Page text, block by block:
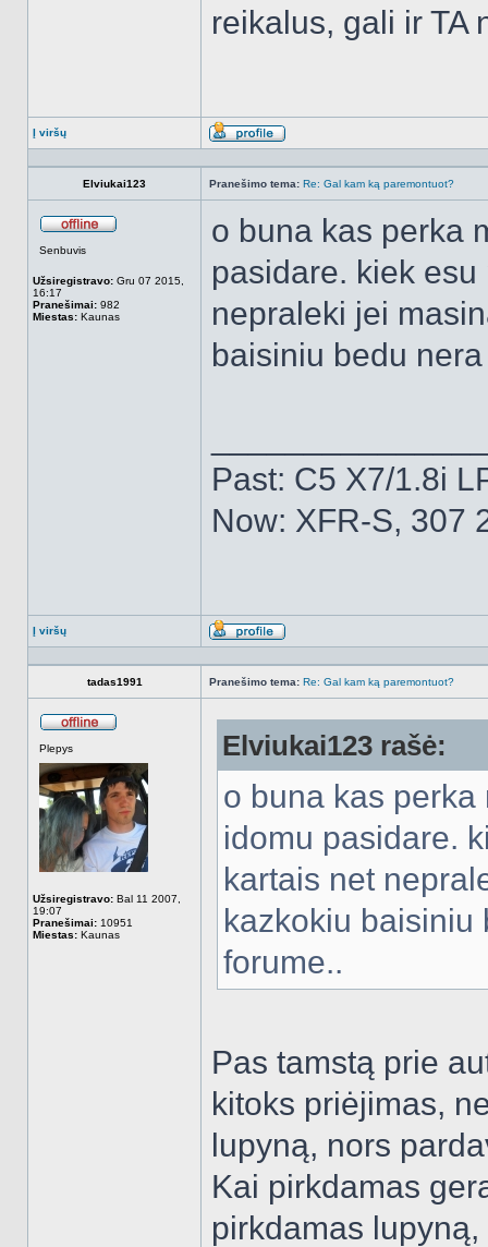
reikalus, gali ir TA
Į viršų
Aprašymas
Elviukai123 Pranešimo tema: Re: Gal kam ką paremontuot?
Senbuvis
Užsiregistravo: Gru 07 2015,
16:17
Pranešimai: 982
Miestas: Kaunas
o buna kas perka
pasidare. kiek
nepraleki jei
baisiniu bedu
Past: C5 X7/1.8i
Now: XFR-S, 307
Į viršų
Aprašymas
tadas1991 Pranešimo tema: Re: Gal kam ką paremontuot?
Plepys
Užsiregistravo: Bal 11 2007,
19:07
Pranešimai: 10951
Miestas: Kaunas
Elviukai123 rašė:
o buna kas
idomu pasidare.
kartais net
kazkokiu baisiniu
forume..
Pas tamstą prie
kitoks priėjimas,
lupyną, nors
Kai pirkdamas
pirkdamas